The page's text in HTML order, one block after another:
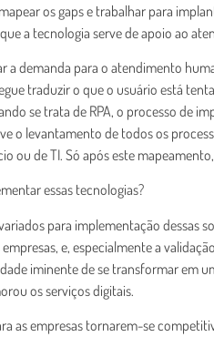
os gaps e trabalhar para
a tecnologia serve de apoio ao
a demanda para o atendimento
traduzir o que o usuário está
se trata de RPA, o processo de
o levantamento de todos os
ou de TI. Só após este
essas tecnologias?
para implementação dessas
e, especialmente a
iminente de se transformar em
os serviços digitais.
as empresas tornarem-se